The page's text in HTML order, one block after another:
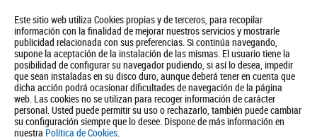
Este sitio web utiliza Cookies propias y de terceros, para recopilar
información con la finalidad de mejorar nuestros servicios y mostrarle
publicidad relacionada con sus preferencias. Si continúa navegando,
supone la aceptación de la instalación de las mismas. El usuario tiene la
posibilidad de configurar su navegador pudiendo, si así lo desea, impedir
que sean instaladas en su disco duro, aunque deberá tener en cuenta que
dicha acción podrá ocasionar dificultades de navegación de la página
web. Las cookies no se utilizan para recoger información de carácter
personal. Usted puede permitir su uso o rechazarlo, también puede cambiar
su configuración siempre que lo desee. Dispone de más información en
nuestra Política de Cookies.
Quiénes somos Turismo Política de Privacidad Aviso Legal
Política de Cookies
BUSCAR